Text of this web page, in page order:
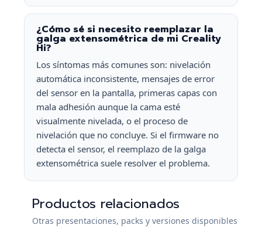
¿Cómo sé si necesito reemplazar la
galga extensométrica de mi Creality
Hi?
Los síntomas más comunes son: nivelación
automática inconsistente, mensajes de error
del sensor en la pantalla, primeras capas con
mala adhesión aunque la cama esté
visualmente nivelada, o el proceso de
nivelación que no concluye. Si el firmware no
detecta el sensor, el reemplazo de la galga
extensométrica suele resolver el problema.
Productos relacionados
Otras presentaciones, packs y versiones disponibles